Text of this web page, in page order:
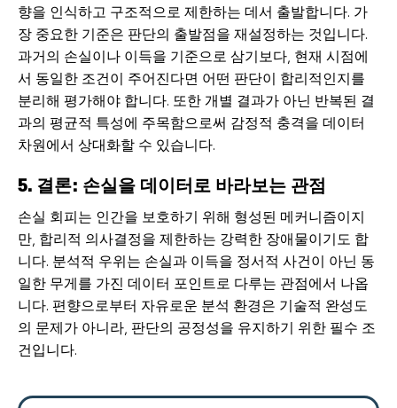
향을 인식하고 구조적으로 제한하는 데서 출발합니다. 가
장 중요한 기준은 판단의 출발점을 재설정하는 것입니다.
과거의 손실이나 이득을 기준으로 삼기보다, 현재 시점에
서 동일한 조건이 주어진다면 어떤 판단이 합리적인지를
분리해 평가해야 합니다. 또한 개별 결과가 아닌 반복된 결
과의 평균적 특성에 주목함으로써 감정적 충격을 데이터
차원에서 상대화할 수 있습니다.
5. 결론: 손실을 데이터로 바라보는 관점
손실 회피는 인간을 보호하기 위해 형성된 메커니즘이지
만, 합리적 의사결정을 제한하는 강력한 장애물이기도 합
니다. 분석적 우위는 손실과 이득을 정서적 사건이 아닌 동
일한 무게를 가진 데이터 포인트로 다루는 관점에서 나옵
니다. 편향으로부터 자유로운 분석 환경은 기술적 완성도
의 문제가 아니라, 판단의 공정성을 유지하기 위한 필수 조
건입니다.